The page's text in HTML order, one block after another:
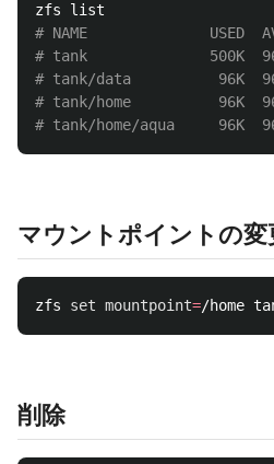
# NAME              USED
# tank              500K
# tank/data          96K
# tank/home          96K
# tank/home/aqua     96K
マウントポイントの変
zfs set mountpoint=
削除